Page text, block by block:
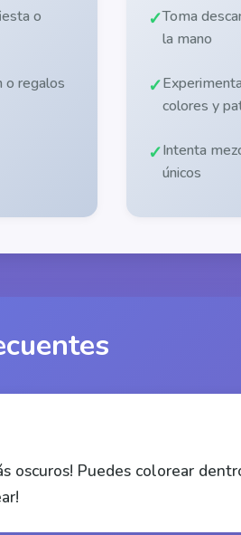
o
o regalos
Toma
la mano
colores y
Intenta
únicos
oscuros! Puedes colorear